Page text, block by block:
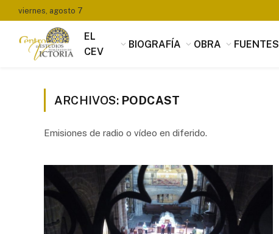
viernes, agosto 7
EL
CEV
BIOGRAFÍA OBRA FUENTES
ARCHIVOS: PODCAST
Emisiones de radio o vídeo en diferido.